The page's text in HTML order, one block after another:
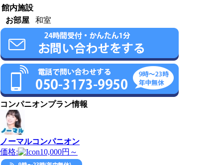
館内施設
お部屋
和室
コンパニオンプラン情報
ノーマルコンパニオン
価格:
10,000円～